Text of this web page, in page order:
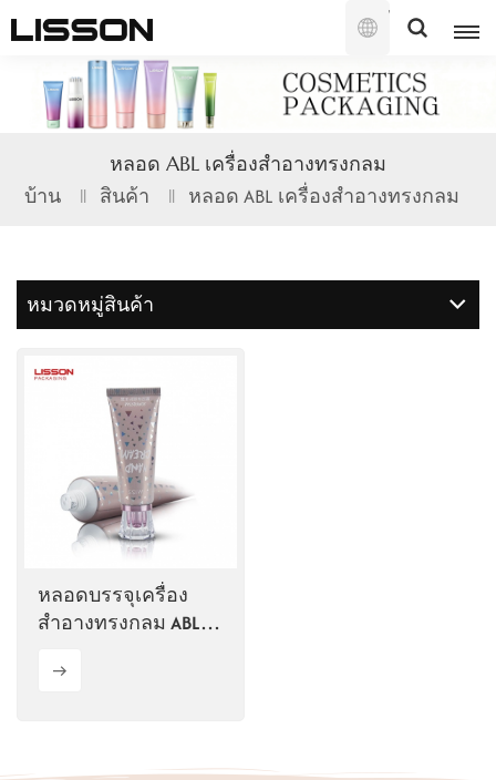
ไทย
English
français
español
português
中文
หลอด ABL เครื่องสำอางทรงกลม
บ้าน สินค้า หลอด ABL เครื่องสำอางทรงกลม
หมวดหมู่สินค้า
หลอดบรรจุเครื่อง
สำอางทรงกลม ABL
ฝาเกลียวอะคริลิก